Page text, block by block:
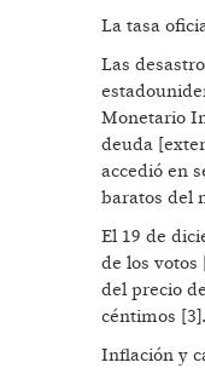
La tasa
Las
Monetario
deuda
accedió en
baratos del
El 19 de
de los
del precio
céntimos [3].
Inflación y